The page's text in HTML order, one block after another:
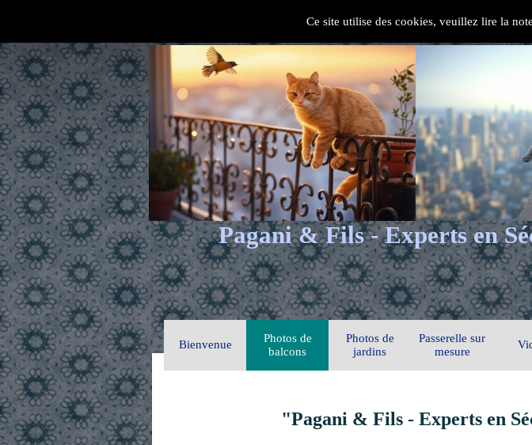
Ce site utilise des cookies, veuillez lire la
Pagani & Fils - Experts en
Bienvenue
Photos de
balcons
Photos de
jardins
Passerelle sur
mesure
"Pagani & Fils - Experts en